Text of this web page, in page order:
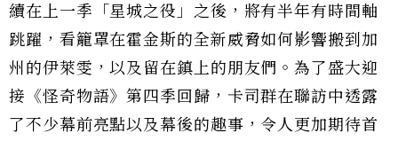
續在上一季「星城之役」之後，將有半年有時間軸
跳躍，看籠罩在霍金斯的全新威脅如何影響搬到加
州的伊萊雯，以及留在鎮上的朋友們。為了盛大迎
接《怪奇物語》第四季回歸，卡司群在聯訪中透露
了不少幕前亮點以及幕後的趣事，令人更加期待首